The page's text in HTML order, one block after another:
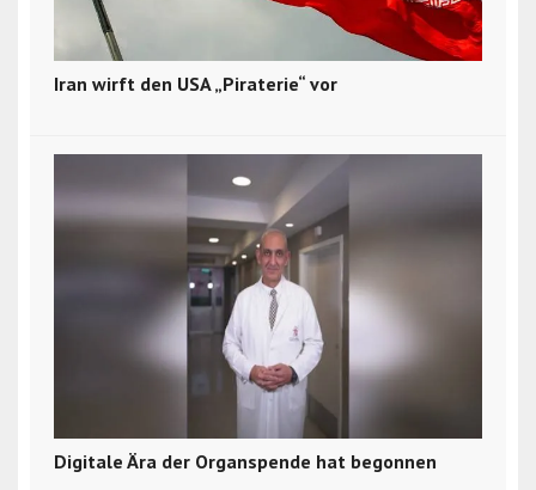
Iran wirft den USA „Piraterie“ vor
Digitale Ära der Organspende hat begonnen